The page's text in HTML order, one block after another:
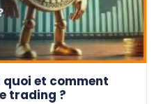
quoi et comment
trading ?